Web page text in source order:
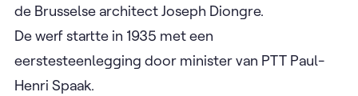
de Brusselse architect Joseph Diongre.
De werf startte in 1935 met een
eerstesteenlegging door minister van PTT Paul-
Henri Spaak.